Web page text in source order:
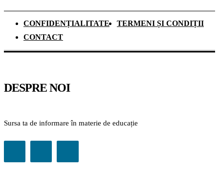
CONFIDENȚIALITATE
TERMENI ȘI CONDIȚII
CONTACT
DESPRE NOI
Sursa ta de informare în materie de educație